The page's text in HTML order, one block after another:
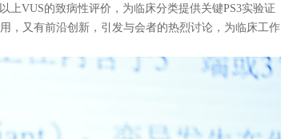
上VUS的致病性评价，为临床分类提供关键PS3实验证
，又有前沿创新，引发与会者的热烈讨论，为临床工作